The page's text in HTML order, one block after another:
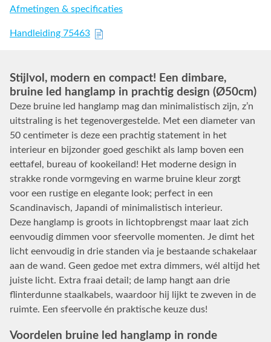
Afmetingen & specificaties
Handleiding 75463
Stijlvol, modern en compact! Een dimbare,
bruine led hanglamp in prachtig design (Ø50cm)
Deze bruine led hanglamp mag dan minimalistisch zijn, z’n
uitstraling is het tegenovergestelde. Met een diameter van
50 centimeter is deze een prachtig statement in het
interieur en bijzonder goed geschikt als lamp boven een
eettafel, bureau of kookeiland! Het moderne design in
strakke ronde vormgeving en warme bruine kleur zorgt
voor een rustige en elegante look; perfect in een
Scandinavisch, Japandi of minimalistisch interieur.
Deze hanglamp is groots in lichtopbrengst maar laat zich
eenvoudig dimmen voor sfeervolle momenten. Je dimt het
licht eenvoudig in drie standen via je bestaande schakelaar
aan de wand. Geen gedoe met extra dimmers, wél altijd het
juiste licht. Extra fraai detail; de lamp hangt aan drie
flinterdunne staalkabels, waardoor hij lijkt te zweven in de
ruimte. Een sfeervolle én praktische keuze dus!
Voordelen bruine led hanglamp in ronde